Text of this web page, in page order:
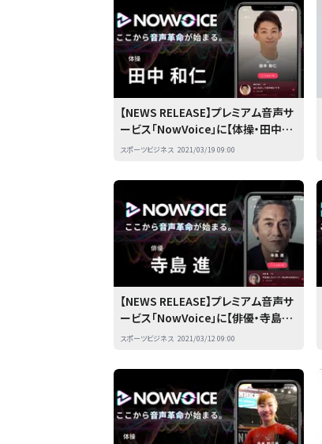
【NEWS RELEASE】プレミアム音声サ
ービス「NowVoice」に【体操・田中和
仁氏】がトップランナー参画
スポーツビジネス 2021/03/19 09:00
【NEWS RELEASE】プレミアム音声サ
ービス「NowVoice」に【俳優・寺島進
氏】がトップランナー参画
スポーツビジネス 2021/03/12 09:00